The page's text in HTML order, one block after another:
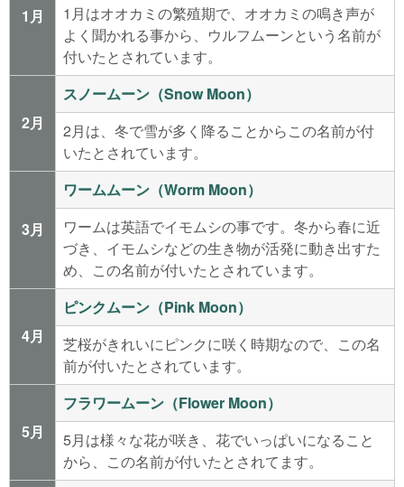
1月
1月はオオカミの繁殖期で、オオカミの鳴き声が
よく聞かれる事から、ウルフムーンという名前が
付いたとされています。
2月
スノームーン（Snow Moon）
2月は、冬で雪が多く降ることからこの名前が付
いたとされています。
3月
ワームムーン（Worm Moon）
ワームは英語でイモムシの事です。冬から春に近
づき、イモムシなどの生き物が活発に動き出すた
め、この名前が付いたとされています。
4月
ピンクムーン（Pink Moon）
芝桜がきれいにピンクに咲く時期なので、この名
前が付いたとされています。
5月
フラワームーン（Flower Moon）
5月は様々な花が咲き、花でいっぱいになること
から、この名前が付いたとされてます。